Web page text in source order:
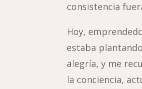
consistencia
Hoy,
estaba
alegría, y me
la conciencia,